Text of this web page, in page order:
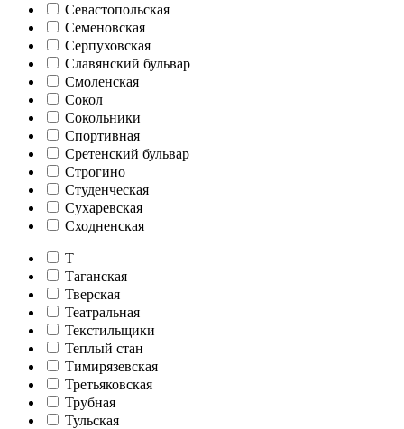
Севастопольская
Семеновская
Серпуховская
Славянский бульвар
Смоленская
Сокол
Сокольники
Спортивная
Сретенский бульвар
Строгино
Студенческая
Сухаревская
Сходненская
Т
Таганская
Тверская
Театральная
Текстильщики
Теплый стан
Тимирязевская
Третьяковская
Трубная
Тульская